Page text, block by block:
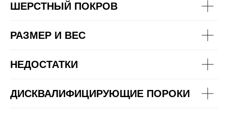
ШЕРСТНЫЙ ПОКРОВ
РАЗМЕР И ВЕС
НЕДОСТАТКИ
ДИСКВАЛИФИЦИРУЮЩИЕ ПОРОКИ